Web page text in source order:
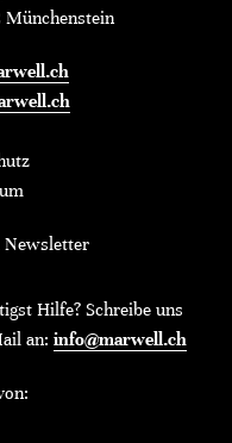
Münchenstein
Hilfe? Schreibe uns
an: info@marwell.ch